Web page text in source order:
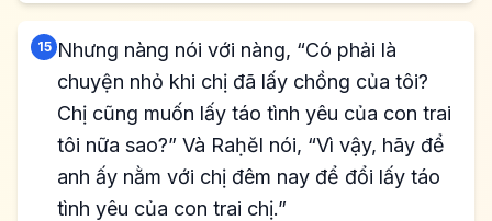
15 Nhưng nàng nói với nàng, “Có phải là
chuyện nhỏ khi chị đã lấy chồng của tôi?
Chị cũng muốn lấy táo tình yêu của con trai
tôi nữa sao?” Và Raḥĕl nói, “Vì vậy, hãy để
anh ấy nằm với chị đêm nay để đổi lấy táo
tình yêu của con trai chị.”